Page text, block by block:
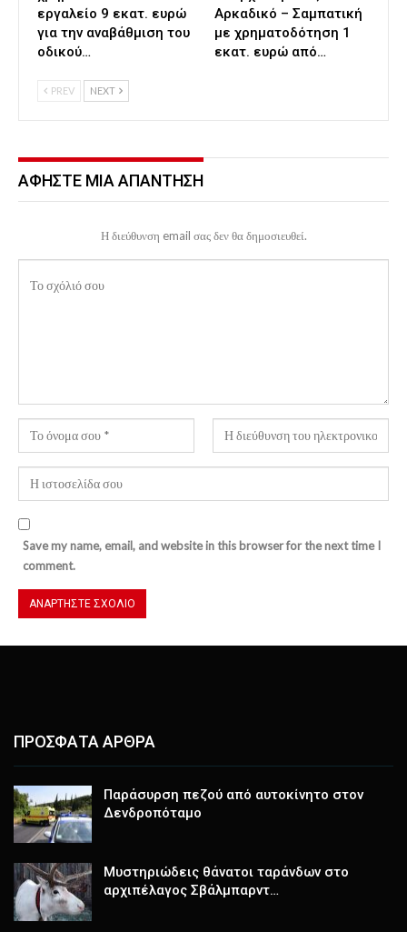
εργαλείο 9 εκατ. ευρώ
για την αναβάθμιση του
οδικού…
Αρκαδικό – Σαμπατική
με χρηματοδότηση 1
εκατ. ευρώ από…
PREV NEXT
ΑΦΉΣΤΕ ΜΙΑ ΑΠΆΝΤΗΣΗ
Η διεύθυνση email σας δεν θα δημοσιευθεί.
Save my name, email, and website in this browser for the next time I
comment.
ΠΡΟΣΦΑΤΑ ΑΡΘΡΑ
Παράσυρση πεζού από αυτοκίνητο στον
Δενδροπόταμο
Μυστηριώδεις θάνατοι ταράνδων στο
αρχιπέλαγος Σβάλμπαρντ…